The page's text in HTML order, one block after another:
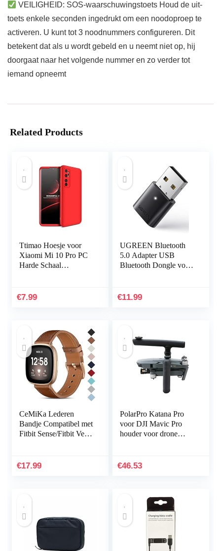
VEILIGHEID: SOS-waarschuwingstoets Houd de uit-
toets enkele seconden ingedrukt om een noodoproep te
activeren. U kunt tot 3 noodnummers configureren. Dit
betekent dat als u wordt gebeld en u neemt niet op, hij
doorgaat naar het volgende nummer en zo verder tot
iemand opneemt
Related Products
Ttimao Hoesje voor
Xiaomi Mi 10 Pro PC
Harde Schaal
Ultradunne Shock
€7.99
UGREEN Bluetooth
5.0 Adapter USB
Bluetooth Dongle voor
Compatibel met
€11.99
CeMiKa Lederen
Bandje Compatibel met
Fitbit Sense/Fitbit Versa
Compatibel met Fitbit
€17.99
PolarPro Katana Pro
voor DJI Mavic Pro
houder voor drone
€46.53